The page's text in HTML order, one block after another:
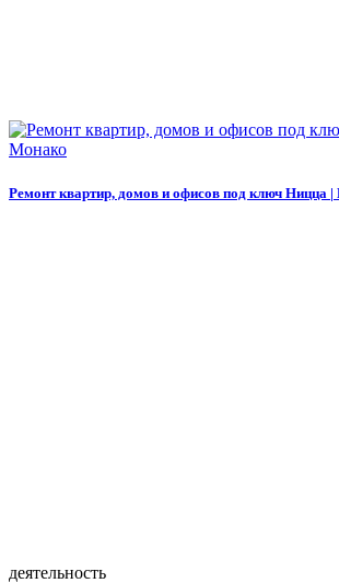
Ремонт квартир, домов и офисов под ключ Ницца
деятельность